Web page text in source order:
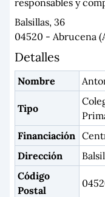
responsables y
Balsillas, 36
04520 - Abrucena
Detalles
Nombre
Tipo
Financiación
Dirección
Código
Postal